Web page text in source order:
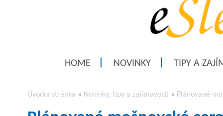
HOME NOVINKY TIPY A
Úvodní stránka » Novinky, tipy a zajímavosti » Plánované